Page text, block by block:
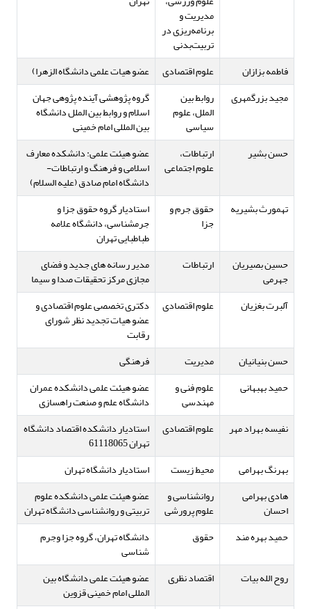
مدیریت و
برنامه‌ریزی در
تربیت‌بدنی
فاطمه بزازان علوم اقتصادی
عضو هیات علمی دانشگاه الزهرا)
مجید بزرگمهری
روابط بین
الملل، علوم
سیاسی
گروه پژوهشی آینده پژوهی جهان
اسلام و روابط بین الملل دانشگاه
بین المللی امام خمینی
حسن بشیر
ارتباطات،
علوم اجتماعی
عضو هیئت علمی: دانشکده معارف
اسلامی و فرهنگ و ارتباطات-
دانشگاه امام صادق (علیه السلام)
تهمورث بشیریه
حقوق جرم و
جزا
استادیار گروه حقوق جزا و
جرمشناسی، دانشگاه علامه
طباطبایی تهران
حسین بصیریان
جهرمی
ارتباطات مدیر رسانه های جدید و فضای
مجازی مرکز تحقیقات صدا و سیما
آلبرت بغزیان
علوم اقتصادی دکتری تخصصی علوم اقتصادی و
عضو هیات تجدید نظر شورای
رقابت
حسن بنیانیان
مدیریت
فرهنگی
حمید بهبهانی
علوم فنی و
مهندسی
عضو هیئت علمی دانشکده عمران
دانشگاه علم و صنعت راهسازی
نفیسه بهراد مهر
علوم اقتصادی استادیار دانشکده اقتصاد دانشگاه
تهران 61118065
بهرنگ بهرامی
محیط زیست
استادیار دانشگاه تهران
هادی بهرامی
احسان
روانشناسی و
علوم پرورشی
عضو هیئت علمی دانشکده علوم
تربیتی و روانشناسی دانشگاه تهران
حمید بهره مند
حقوق دانشگاه تهران، گروه جزا وجرم
شناسی
روح الله بیات
اقتصاد نظری عضو هیئت علمی دانشگاه بین
المللی امام خمینی قزوین